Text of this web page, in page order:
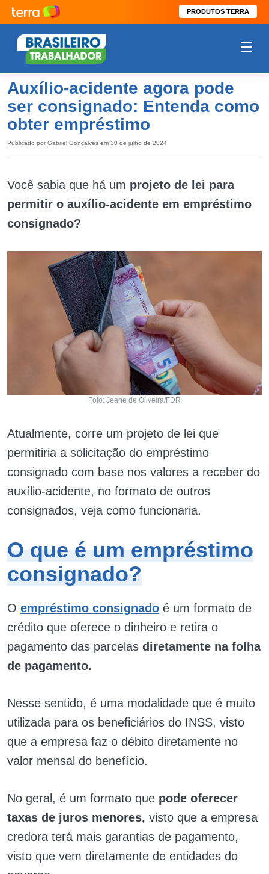
PRODUTOS TERRA
Auxílio-acidente agora pode
ser consignado: Entenda como
obter empréstimo
Publicado por Gabriel Gonçalves em 30 de julho de 2024
Você sabia que há um projeto de lei para
permitir o auxílio-acidente em empréstimo
consignado?
Foto: Jeane de Oliveira/FDR
Atualmente, corre um projeto de lei que
permitiria a solicitação do empréstimo
consignado com base nos valores a receber do
auxílio-acidente, no formato de outros
consignados, veja como funcionaria.
O que é um empréstimo
consignado?
O empréstimo consignado é um formato de
crédito que oferece o dinheiro e retira o
pagamento das parcelas diretamente na folha
de pagamento.
Nesse sentido, é uma modalidade que é muito
utilizada para os beneficiários do INSS, visto
que a empresa faz o débito diretamente no
valor mensal do benefício.
No geral, é um formato que pode oferecer
taxas de juros menores, visto que a empresa
credora terá mais garantias de pagamento,
visto que vem diretamente de entidades do